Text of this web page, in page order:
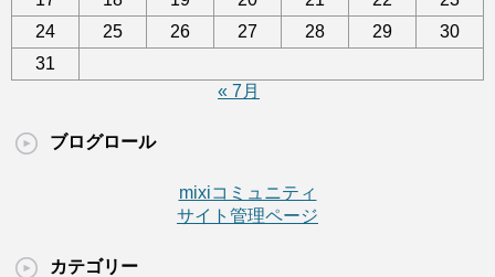
24
25 26 27 28 29
30
31
« 7月
ブログロール
mixiコミュニティ
サイト管理ページ
カテゴリー